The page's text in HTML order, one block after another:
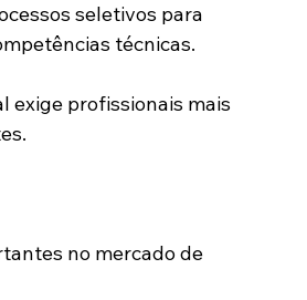
seletivos para
técnicas.
exige profissionais mais
no mercado de